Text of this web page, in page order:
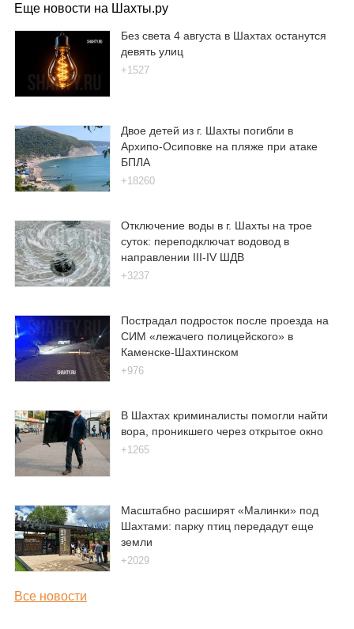
Еще новости на Шахты.ру
Без света 4 августа в Шахтах останутся
девять улиц
+1527
Двое детей из г. Шахты погибли в
Архипо-Осиповке на пляже при атаке
БПЛА
+18260
Отключение воды в г. Шахты на трое
суток: переподключат водовод в
направлении III-IV ШДВ
+3237
Пострадал подросток после проезда на
СИМ «лежачего полицейского» в
Каменске-Шахтинском
+976
В Шахтах криминалисты помогли найти
вора, проникшего через открытое окно
+1265
Масштабно расширят «Малинки» под
Шахтами: парку птиц передадут еще
земли
+2029
Все новости